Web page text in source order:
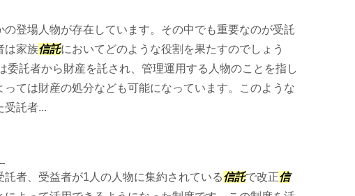
の登場人物が存在しています。その中でも重要なのが受託
は家族信託においてどのような役割を果たすのでしょう
委託者から財産を託され、管理運用する人物のことを指し
っては財産の処分なども可能になっています。このような
受託者...
託者、受益者が1人の人物に集約されている信託で改正信